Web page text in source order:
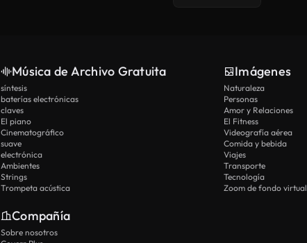
Música de Archivo Gratuita
síntesis
baterías electrónicas
claves
El piano
Cinematográfico
suave
electrónica
Ambientes
Strings
Trompeta acústica
Imágenes
Naturaleza
Personas
Amor y Relaciones
El Fitness
Videografía aérea
Comida y bebida
Viajes
Transporte
Tecnología
Zoom de fondo virtual
Compañía
Sobre nosotros